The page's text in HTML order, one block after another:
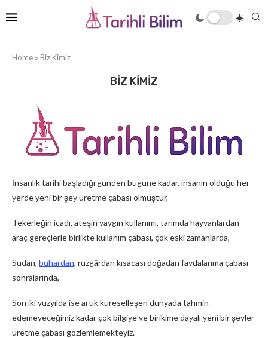
Home » Biz Kimiz
BIZ KIMIZ
İnsanlık tarihi başladığı günden bugüne kadar, insanın olduğu her
yerde yeni bir şey üretme çabası olmuştur,
Tekerleğin icadı, ateşin yaygın kullanımı, tarımda hayvanlardan
araç gereçlerle birlikte kullanım çabası, çok eski zamanlarda,
Sudan, buhardan, rüzgârdan kısacası doğadan faydalanma çabası
sonralarında,
Son iki yüzyılda ise artık küreselleşen dünyada tahmin
edemeyeceğimiz kadar çok bilgiye ve birikime dayalı yeni bir şeyler
üretme çabası gözlemlemekteyiz.